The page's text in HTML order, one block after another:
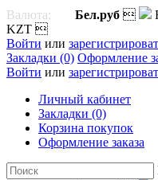
Валюта: Бел.руб 
KZT 
Войти или
Закладки (0) Оформление
Войти или
Личный кабинет
Закладки (0)
Корзина покупок
Оформление заказа